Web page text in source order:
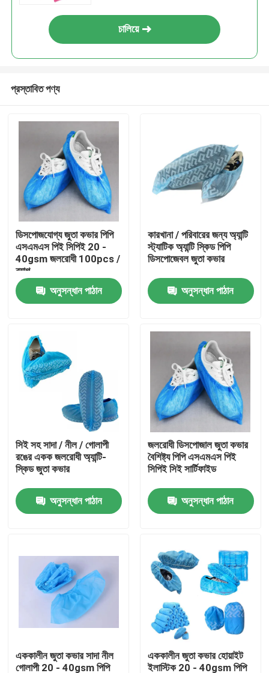
পণ্য
কারখানা ভ্রমণ
মান নিয়ন্ত্রণ
যোগাযোগ করুন
নিষ্পত্তিযোগ্য প্রতিরক্ষামূলক পরিধান
নিষ্পত্তিযোগ্য সুরক্ষা স্যুট
ডিসপোজেবল প্রতিরক্ষামূলক সামগ্রিক rall
চালিয়ে
প্রস্তাবিত পণ্য
ডিসপোজযোগ্য জুতা কভার পিপি
এসএমএস পিই সিপিই 20 -
40gsm জলরোধী 100pcs /
ব্যাগ
অনুসন্ধান পাঠান
কারখানা / পরিবারের জন্য অ্যান্টি
স্ট্যাটিক অ্যান্টি স্কিড পিপি
ডিসপোজেবল জুতা কভার
অনুসন্ধান পাঠান
সিই সহ সাদা / নীল / গোলাপী
রঙের একক জলরোধী অ্যান্টি-
স্কিড জুতা কভার
অনুসন্ধান পাঠান
জলরোধী ডিসপোজাল জুতা কভার
বৈশিষ্ট্য পিপি এসএমএস পিই
সিপিই সিই সার্টিফাইড
অনুসন্ধান পাঠান
এককালীন জুতা কভার সাদা নীল
গোলাপী 20 - 40gsm পিপি
এককালীন জুতা কভার হোয়াইট
ইলাস্টিক 20 - 40gsm পিপি